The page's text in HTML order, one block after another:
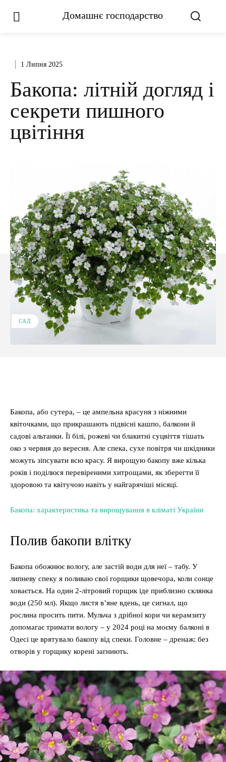
Домашнє господарство
1 Липня 2025
Бакопа: літній догляд і
секрети пишного
цвітіння
САД
Бакопа, або сутера, – це ампельна красуня з ніжними
квіточками, що прикрашають підвісні кашпо, балкони й
садові альтанки. Її білі, рожеві чи блакитні суцвіття тішать
око з червня до вересня. Але спека, сухе повітря чи шкідники
можуть зіпсувати всю красу. Я вирощую бакопу вже кілька
років і поділюся перевіреними хитрощами, як зберегти її
здоровою та квітучою навіть у найгарячіші місяці.
Бакопа: характеристика та вирощування в кліматі України
Полив бакопи влітку
Бакопа обожнює вологу, але застій води для неї – табу. У
липневу спеку я поливаю свої горщики щовечора, коли сонце
ховається. На один 2-літровий горщик іде приблизно склянка
води (250 мл). Якщо листя в’яне вдень, це сигнал, що
рослина просить пити. Мульча з дрібної кори чи керамзиту
допомагає тримати вологу – у 2024 році на моєму балконі в
Одесі це врятувало бакопу від спеки. Головне – дренаж: без
отворів у горщику корені загниють.